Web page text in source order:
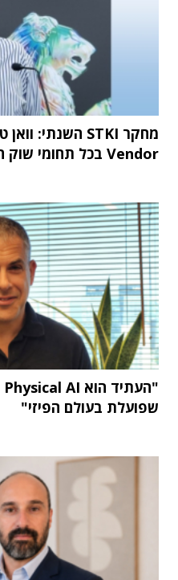
Vendor בכל תחומי שוק ה-IT
שפועלת בעולם הפיזי"